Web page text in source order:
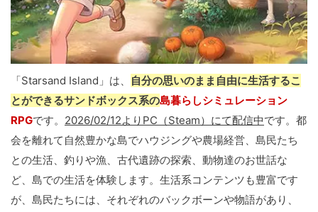
「Starsand Island」は、
自分の思いのまま自由に生活するこ
とができるサンドボックス系の島暮らしシミュレーション
RPGです。 2026/02/12よりPC（Steam）にて配信中です。都
会を離れて自然豊かな島でハウジングや農場経営、島民たち
との生活、釣りや漁、古代遺跡の探索、動物達のお世話な
ど、島での生活を体験します。生活系コンテンツも豊富です
が、島民たちには、それぞれのバックボーンや物語があり、